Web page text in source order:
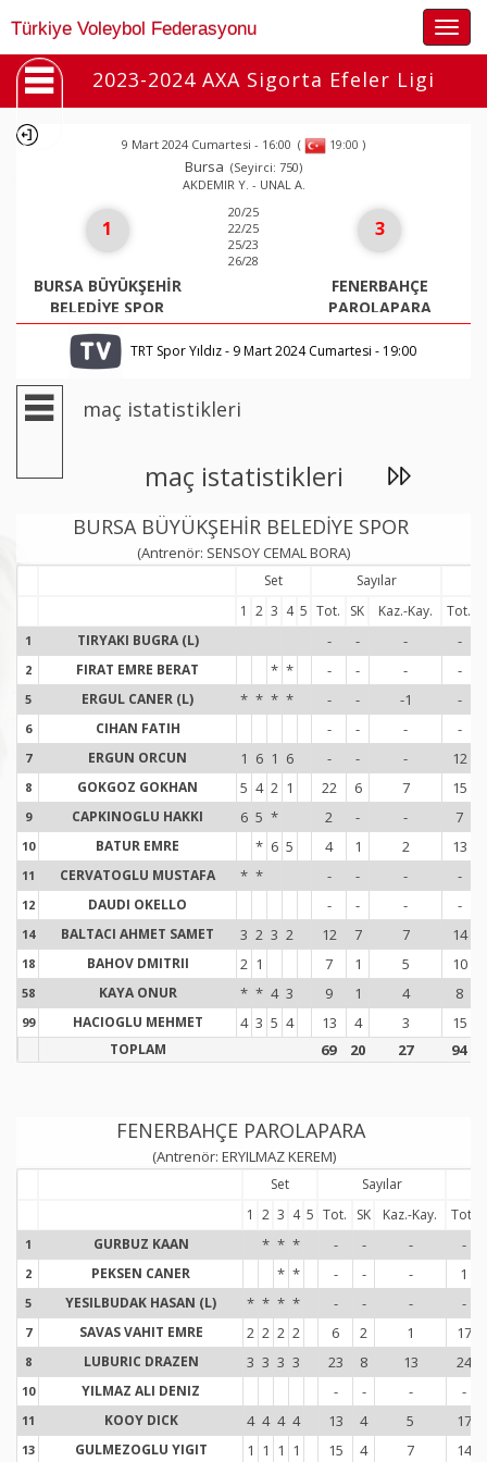
Türkiye Voleybol Federasyonu
2023-2024 AXA Sigorta Efeler Ligi
9 Mart 2024 Cumartesi - 16:00 ( 19:00 )
Bursa (Seyirci: 750)
AKDEMIR Y. - UNAL A.
1
BURSA BÜYÜKŞEHİR
BELEDİYE SPOR
20/25
22/25
25/23
26/28
3
FENERBAHÇE
PAROLAPARA
TRT Spor Yıldız - 9 Mart 2024 Cumartesi - 19:00
maç istatistikleri
maç istatistikleri
BURSA BÜYÜKŞEHİR BELEDİYE SPOR
(Antrenör: SENSOY CEMAL BORA)
Set Sayılar
1 2 3 4 5 Tot. SK Kaz.-Kay. Tot.
1 TIRYAKI BUGRA (L) - - - -
2 FIRAT EMRE BERAT * * - - - -
5 ERGUL CANER (L) * * * * - - -1 -
6 CIHAN FATIH - - - -
7 ERGUN ORCUN 1 6 1 6 - - - 12
8 GOKGOZ GOKHAN 5 4 2 1 22 6 7 15
9 CAPKINOGLU HAKKI 6 5 * 2 - - 7
10 BATUR EMRE * 6 5 4 1 2 13
11 CERVATOGLU MUSTAFA * * - - - -
12 DAUDI OKELLO - - - -
14 BALTACI AHMET SAMET 3 2 3 2 12 7 7 14
18 BAHOV DMITRII 2 1 7 1 5 10
58 KAYA ONUR * * 4 3 9 1 4 8
99 HACIOGLU MEHMET 4 3 5 4 13 4 3 15
TOPLAM 69 20 27 94
FENERBAHÇE PAROLAPARA
(Antrenör: ERYILMAZ KEREM)
Set Sayılar
1 2 3 4 5 Tot. SK Kaz.-Kay. Tot.
1 GURBUZ KAAN * * * - - - -
2 PEKSEN CANER * * - - - 1
5 YESILBUDAK HASAN (L) * * * * - - - -
7 SAVAS VAHIT EMRE 2 2 2 2 6 2 1 17
8 LUBURIC DRAZEN 3 3 3 3 23 8 13 24
10 YILMAZ ALI DENIZ - - - -
11 KOOY DICK 4 4 4 4 13 4 5 17
13 GULMEZOGLU YIGIT 1 1 1 1 15 4 7 14